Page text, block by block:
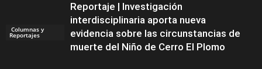
Columnas y
Reportajes
Reportaje | Investigación
interdisciplinaria aporta nueva
evidencia sobre las circunstancias de
muerte del Niño de Cerro El Plomo